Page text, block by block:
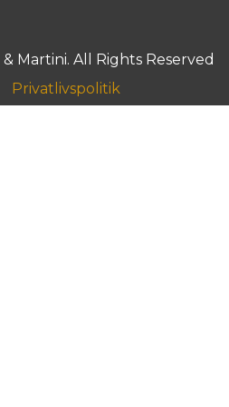
Martini. All Rights Reserved
Privatlivspolitik